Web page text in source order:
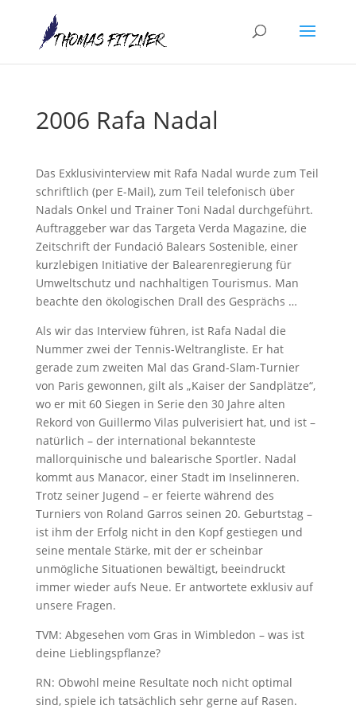
2006 Rafa Nadal
Das Exklusivinterview mit Rafa Nadal wurde zum Teil
schriftlich (per E-Mail), zum Teil telefonisch über
Nadals Onkel und Trainer Toni Nadal durchgeführt.
Auftraggeber war das Targeta Verda Magazine, die
Zeitschrift der Fundació Balears Sostenible, einer
kurzlebigen Initiative der Balearenregierung für
Umweltschutz und nachhaltigen Tourismus. Man
beachte den ökologischen Drall des Gesprächs …
Als wir das Interview führen, ist Rafa Nadal die
Nummer zwei der Tennis-Weltrangliste. Er hat
gerade zum zweiten Mal das Grand-Slam-Turnier
von Paris gewonnen, gilt als „Kaiser der Sandplätze“,
wo er mit 60 Siegen in Serie den 30 Jahre alten
Rekord von Guillermo Vilas pulverisiert hat, und ist –
natürlich – der international bekannteste
mallorquinische und balearische Sportler. Nadal
kommt aus Manacor, einer Stadt im Inselinneren.
Trotz seiner Jugend – er feierte während des
Turniers von Roland Garros seinen 20. Geburtstag –
ist ihm der Erfolg nicht in den Kopf gestiegen und
seine mentale Stärke, mit der er scheinbar
unmögliche Situationen bewältigt, beeindruckt
immer wieder aufs Neue. Er antwortete exklusiv auf
unsere Fragen.
TVM: Abgesehen vom Gras in Wimbledon – was ist
deine Lieblingspflanze?
RN: Obwohl meine Resultate noch nicht optimal
sind, spiele ich tatsächlich sehr gerne auf Rasen.